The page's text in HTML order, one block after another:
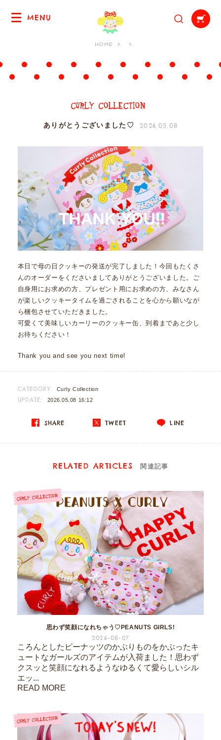
MENU
HOME
ありがとうございました♡ 2026.05.08
本日で母の日クッキーの発送が完了しました！今回もたくさ
んのオーダーをくださいましてありがとうございました。ご
自身用にお求めの方、プレゼント用にお求めの方、みなさん
が楽しいクッキータイムを過ごされることを心から願いなが
ら梱包させていただきました。
可愛くて美味しいカーリーのクッキー缶、到着まであと少し
お待ちください！
Thank you and see you next time!
CATEGORY: Curly Collection
UPDATE: 2026.05.08 16:12
SHARE TWEET LINE
RELATED ARTICLES 関連記事
思わず笑顔になれちゃう♡PEANUTS GIRLS!
2026-08-07
ころんとしたピーナッツのかぶりものをかぶったキ
ュートなガールズのアイテムが入荷ました！思わず
クスッと笑顔になれるようなゆるくて愛らしいシル
エッ...
READ MORE